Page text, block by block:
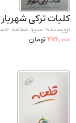
مدرسان شریف و
دانشگاه پیامـ نور(10)
کلیات ترکی شهریار
نویسنده: سید محمد
276,000تومان